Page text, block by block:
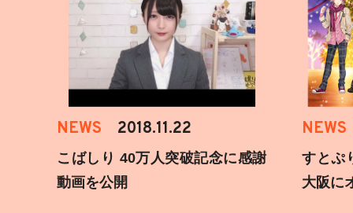
NEWS 2018.11.22
こばしり 40万人突破記念に感謝
動画を公開
NEWS
すとぷ
大阪に